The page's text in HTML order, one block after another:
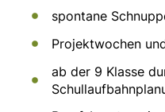
spontane
Projektwochen
ab der 9 Klasse